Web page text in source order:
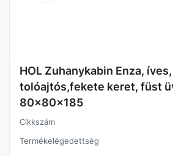
HOL Zuhanykabin Enza, íves,
tolóajtós,fekete keret, füst
80x80x185
Cikkszám
Termékelégedettség